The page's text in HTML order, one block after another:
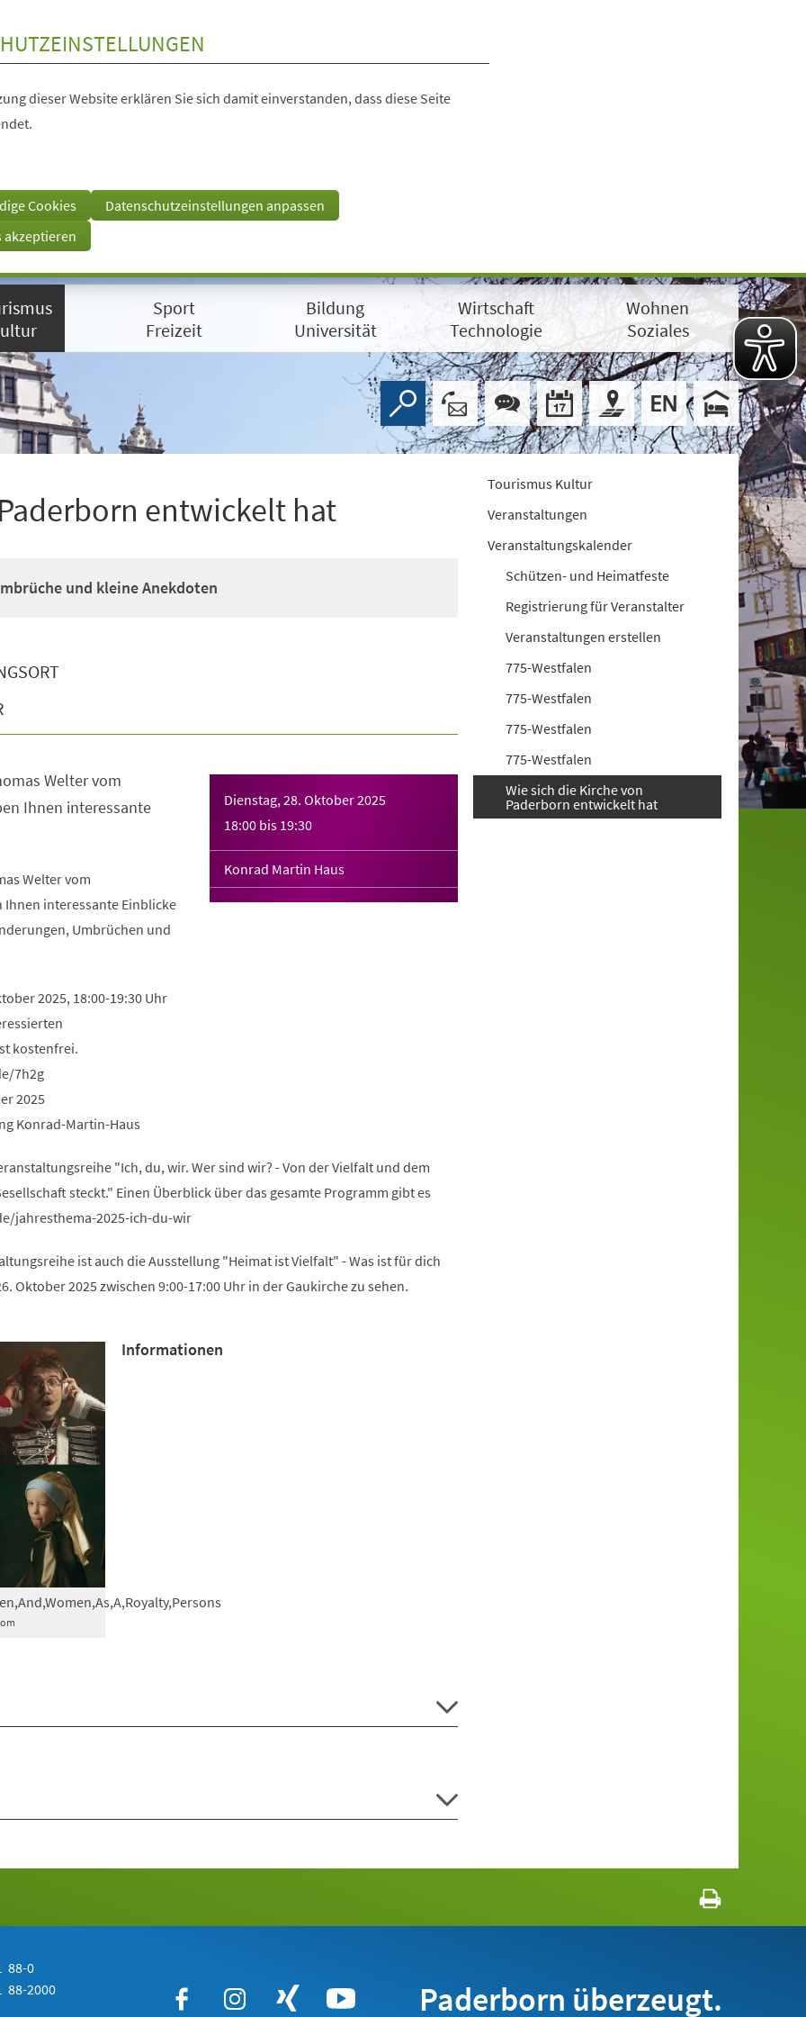
dieser Website erklären Sie sich damit einverstanden, dass diese Seite
Cookies
Datenschutzeinstellungen anpassen
akzeptieren
Sport
Freizeit
Bildung
Universität
Wirtschaft
Technologie
Wohnen
Soziales
entwickelt hat
und kleine Anekdoten
Dienstag, 28. Oktober 2025
18:00 bis 19:30
Konrad Martin Haus
Welter vom
Ihnen interessante
Welter vom
Ihnen interessante Einblicke
Umbrüchen und
2025, 18:00-19:30 Uhr
kostenfrei.
7h2g
2025
Konrad-Martin-Haus
"Ich, du, wir. Wer sind wir? - Von der Vielfalt und dem
steckt." Einen Überblick über das gesamte Programm gibt es
jahresthema-2025-ich-du-wir
ist auch die Ausstellung "Heimat ist Vielfalt" - Was ist für dich
Oktober 2025 zwischen 9:00-17:00 Uhr in der Gaukirche zu sehen.
Informationen
Tourismus Kultur
Veranstaltungen
Veranstaltungskalender
Schützen- und Heimatfeste
Registrierung für Veranstalter
Veranstaltungen erstellen
775-Westfalen
775-Westfalen
775-Westfalen
775-Westfalen
Wie sich die Kirche von
Paderborn entwickelt hat
88-0
88-2000 Paderborn überzeugt.